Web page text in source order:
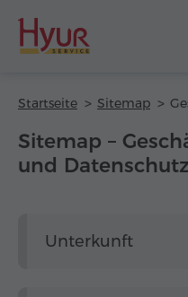
Startseite Sitemap
Sitemap –
und Datenschutz
Unterkunft